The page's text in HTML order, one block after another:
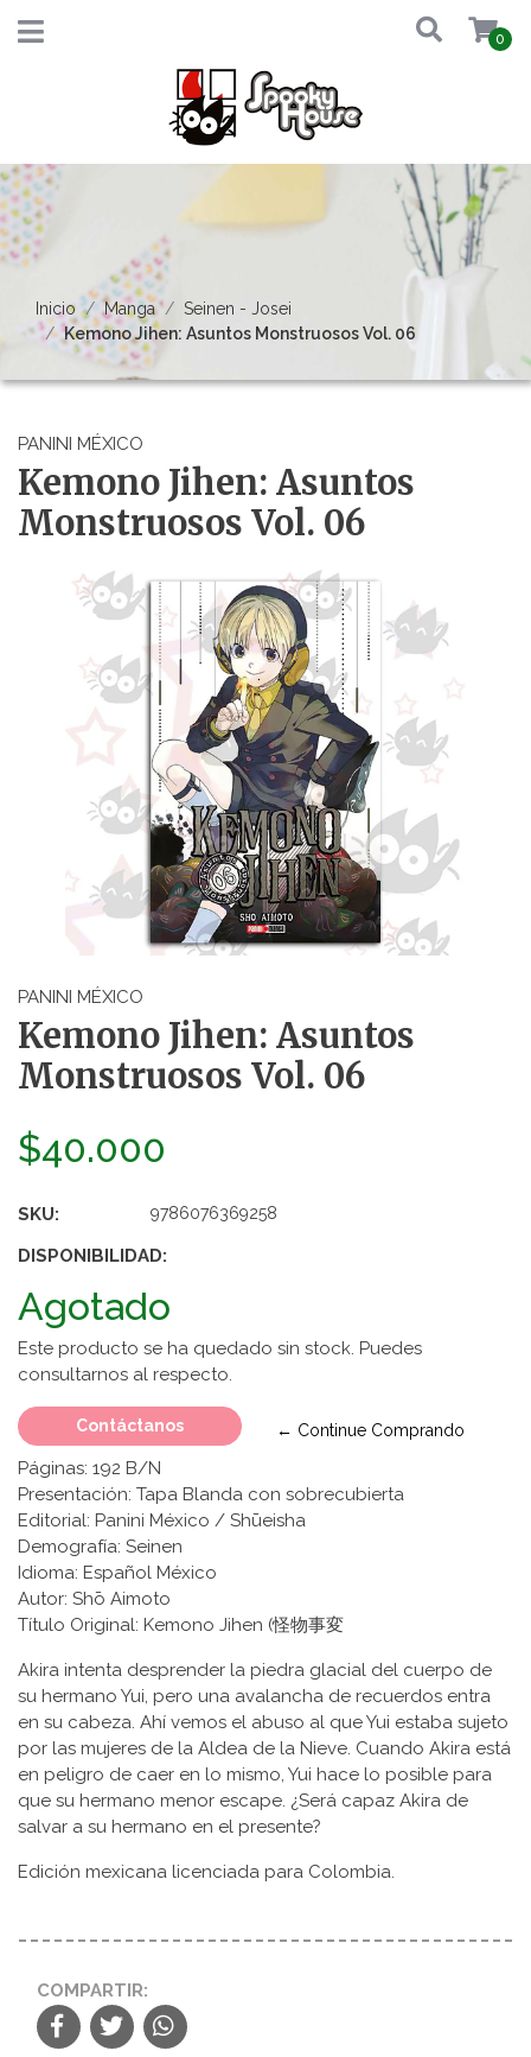
0
Inicio Manga
Seinen - Josei
Kemono Jihen: Asuntos Monstruosos Vol. 06
PANINI MÉXICO
Kemono Jihen: Asuntos
Monstruosos Vol. 06
PANINI MÉXICO
Kemono Jihen: Asuntos
Monstruosos Vol. 06
$40.000
SKU: 9786076369258
DISPONIBILIDAD:
Agotado
Este producto se ha quedado sin stock. Puedes
consultarnos al respecto.
Contáctanos ← Continue Comprando
Páginas: 192 B/N
Presentación: Tapa Blanda con sobrecubierta
Editorial: Panini México / Shūeisha
Demografía: Seinen
Idioma: Español México
Autor: Shō Aimoto
Título Original: Kemono Jihen (怪物事変
Akira intenta desprender la piedra glacial del cuerpo de
su hermano Yui, pero una avalancha de recuerdos entra
en su cabeza. Ahí vemos el abuso al que Yui estaba sujeto
por las mujeres de la Aldea de la Nieve. Cuando Akira está
en peligro de caer en lo mismo, Yui hace lo posible para
que su hermano menor escape. ¿Será capaz Akira de
salvar a su hermano en el presente?
Edición mexicana licenciada para Colombia.
COMPARTIR: